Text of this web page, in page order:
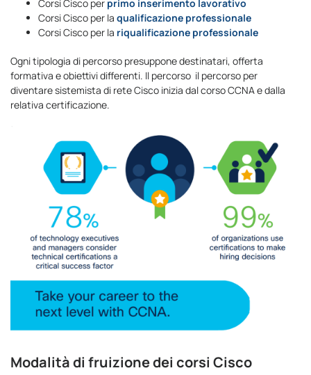
Corsi Cisco per primo inserimento lavorativo
Corsi Cisco per la qualificazione professionale
Corsi Cisco per la riqualificazione professionale
Ogni tipologia di percorso presuppone destinatari, offerta
formativa e obiettivi differenti. Il percorso il percorso per
diventare sistemista di rete Cisco inizia dal corso CCNA e dalla
relativa certificazione.
Modalità di fruizione dei corsi Cisco